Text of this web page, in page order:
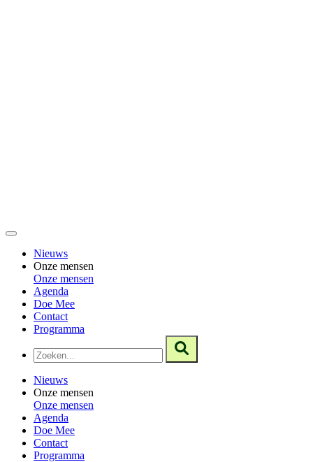
Nieuws
Onze mensen
Onze mensen
Agenda
Doe Mee
Contact
Programma
Nieuws
Onze mensen
Onze mensen
Agenda
Doe Mee
Contact
Programma